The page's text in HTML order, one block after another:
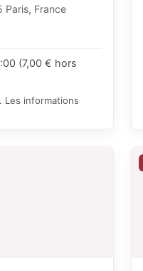
Paris, France
(7,00 € hors
Les informations